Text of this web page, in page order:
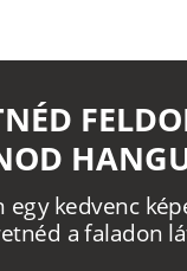
egy kedvenc kép
etnéd a faladon lá